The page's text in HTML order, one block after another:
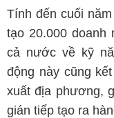
Tính đến cuối
tạo 20.000 doanh
cả nước về kỹ
động này cũng
xuất địa phương,
gián tiếp tạo ra